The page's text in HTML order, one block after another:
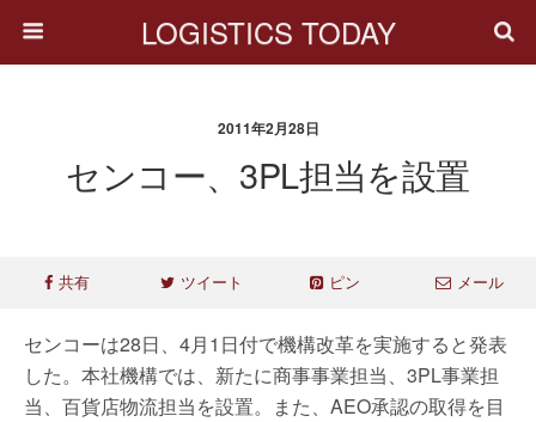
LOGISTICS TODAY
2011年2月28日
センコー、3PL担当を設置
共有 ツイート ピン メール
センコーは28日、4月1日付で機構改革を実施すると発表
した。本社機構では、新たに商事事業担当、3PL事業担
当、百貨店物流担当を設置。また、AEO承認の取得を目